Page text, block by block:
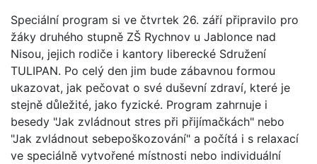
Speciální program si ve čtvrtek 26. září připravilo pro
žáky druhého stupně ZŠ Rychnov u Jablonce nad
Nisou, jejich rodiče i kantory liberecké Sdružení
TULIPAN. Po celý den jim bude zábavnou formou
ukazovat, jak pečovat o své duševní zdraví, které je
stejně důležité, jako fyzické. Program zahrnuje i
besedy "Jak zvládnout stres při přijímačkách" nebo
"Jak zvládnout sebepoškozování" a počítá i s relaxací
ve speciálně vytvořené místnosti nebo individuální